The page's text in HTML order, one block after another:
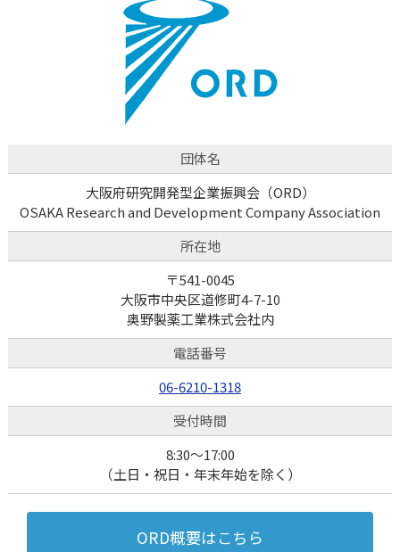
団体名
大阪府研究開発型企業振興会（ORD）
OSAKA Research and Development Company Association
所在地
〒541-0045
大阪市中央区道修町4-7-10
奥野製薬工業株式会社内
電話番号
06-6210-1318
受付時間
8:30～17:00
（土日・祝日・年末年始を除く）
ORD概要はこちら